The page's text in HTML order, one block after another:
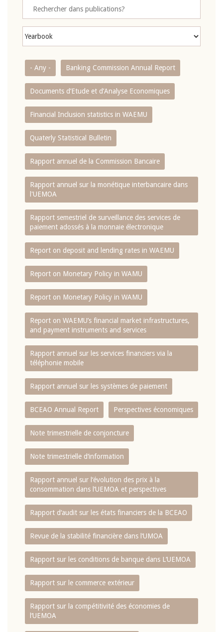
- Any - Banking Commission Annual Report
Documents d’Etude et d’Analyse Economiques
Financial Inclusion statistics in WAEMU
Quaterly Statistical Bulletin
Rapport annuel de la Commission Bancaire
Rapport annuel sur la monétique interbancaire dans
l'UEMOA
Rapport semestriel de surveillance des services de
paiement adossés à la monnaie électronique
Report on deposit and lending rates in WAEMU
Report on Monetary Policy in WAMU
Report on Monetary Policy in WAMU
Report on WAEMU’s financial market infrastructures,
and payment instruments and services
Rapport annuel sur les services financiers via la
téléphonie mobile
Rapport annuel sur les systèmes de paiement
BCEAO Annual Report Perspectives économiques
Note trimestrielle de conjoncture
Note trimestrielle d‘information
Rapport annuel sur l‘évolution des prix à la
consommation dans l‘UEMOA et perspectives
Rapport d‘audit sur les états financiers de la BCEAO
Revue de la stabilité financière dans l‘UMOA
Rapport sur les conditions de banque dans L‘UEMOA
Rapport sur le commerce extérieur
Rapport sur la compétitivité des économies de
l‘UEMOA